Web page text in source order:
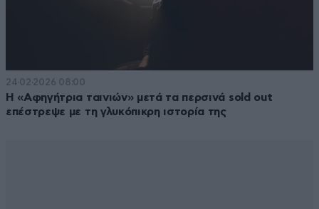
24·02·2026 08:00
Η «Αφηγήτρια ταινιών» μετά τα περσινά sold out
επέστρεψε με τη γλυκόπικρη ιστορία της